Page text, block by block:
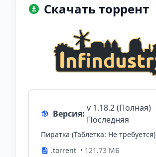
Скачать торрент
Версия:
v 1.18.2 (Полная)
Последняя
Пиратка (Таблетка: Не требуется)
.torrent • 121.73 МБ